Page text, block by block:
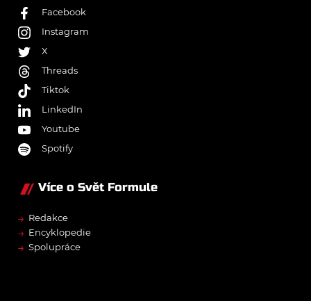
Facebook
Instagram
X
Threads
Tiktok
LinkedIn
Youtube
Spotify
Více o Svět Formule
→ Redakce
→ Encyklopedie
→ Spolupráce